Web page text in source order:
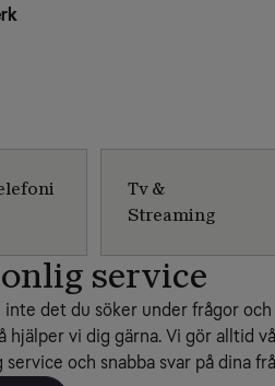
Tv &
Streaming
service
det du söker under frågor och
hjälper vi dig gärna. Vi gör alltid
service och snabba svar på dina